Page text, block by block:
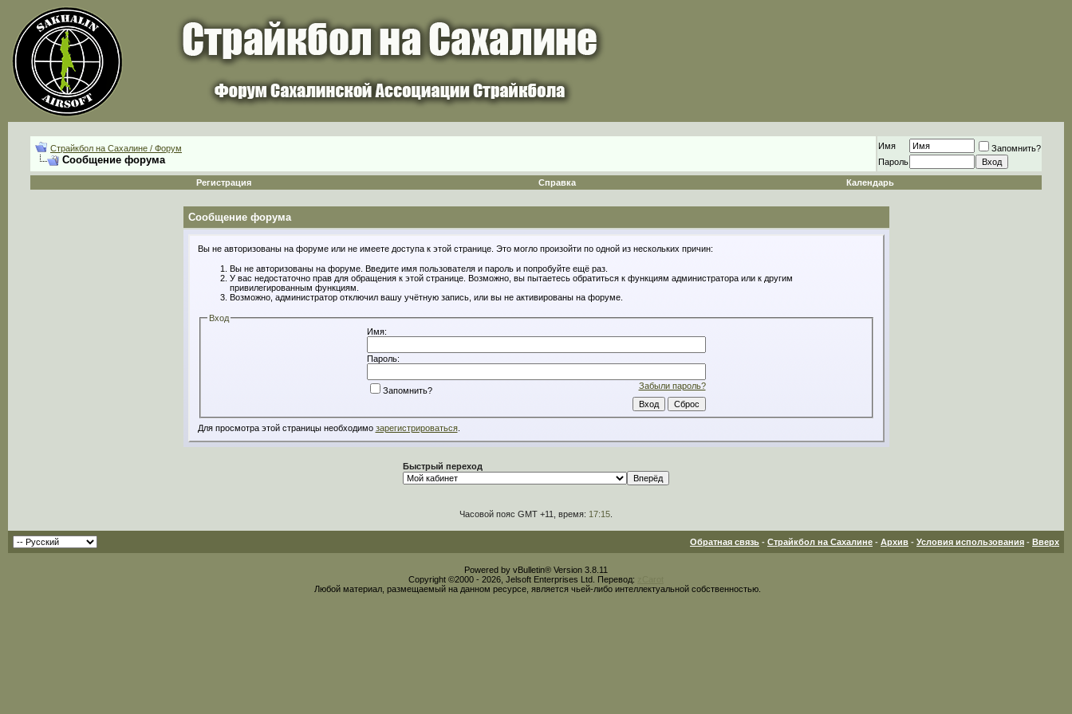
Страйкбол на Сахалине / Форум
Сообщение форума
Имя
Запомнить?
Пароль
Регистрация Справка Календарь
Сообщение форума
Вы не авторизованы на форуме или не имеете доступа к этой странице. Это могло произойти по одной из нескольких причин:
Вы не авторизованы на форуме. Введите имя пользователя и пароль и попробуйте ещё раз.
У вас недостаточно прав для обращения к этой странице. Возможно, вы пытаетесь обратиться к функциям администратора или к другим
привилегированным функциям.
Возможно, администратор отключил вашу учётную запись, или вы не активированы на форуме.
Вход
Имя:
Пароль:
Забыли пароль?
Запомнить?
Для просмотра этой страницы необходимо зарегистрироваться.
Быстрый переход
Часовой пояс GMT +11, время: 17:15
Обратная связь - Страйкбол на Сахалине - Архив - Условия использования - Вверх
Powered by vBulletin® Version 3.8.11
Copyright ©2000 - 2026, Jelsoft Enterprises Ltd. Перевод:
Любой материал, размещаемый на данном ресурсе, является чьей-либо интеллектуальной собственностью.